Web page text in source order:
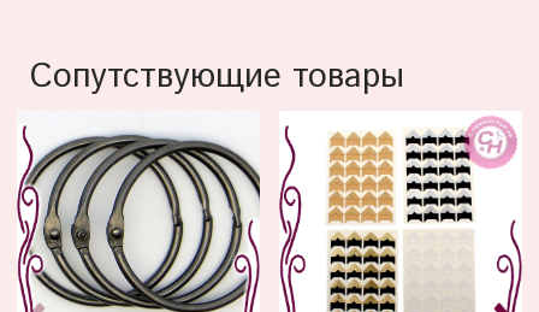
Сопутствующие товары